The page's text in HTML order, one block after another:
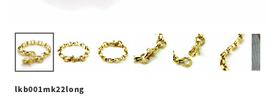
lkb001mk22long